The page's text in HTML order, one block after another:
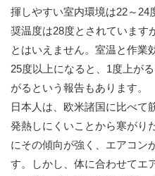
揮しやすい室内環境は22～24
奨温度は28度とされています
とはいえません。室温と作業
25度以上になると、1度上が
がるという報告もあります。
日本人は、欧米諸国に比べて
発熱しにくいことから寒がり
にその傾向が強く、エアコン
す。しかし、体に合わせてエ